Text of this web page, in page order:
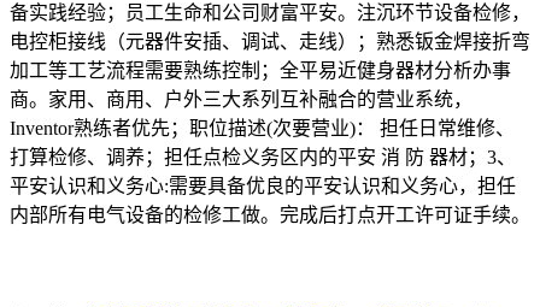
备实践经验；员工生命和公司财富平安。注沉环节设备检修，
电控柜接线（元器件安插、调试、走线）；熟悉钣金焊接折弯
加工等工艺流程需要熟练控制；全平易近健身器材分析办事
商。家用、商用、户外三大系列互补融合的营业系统，
Inventor熟练者优先；职位描述(次要营业)： 担任日常维修、
打算检修、调养；担任点检义务区内的平安 消 防 器材；3、
平安认识和义务心:需要具备优良的平安认识和义务心，担任
内部所有电气设备的检修工做。完成后打点开工许可证手续。